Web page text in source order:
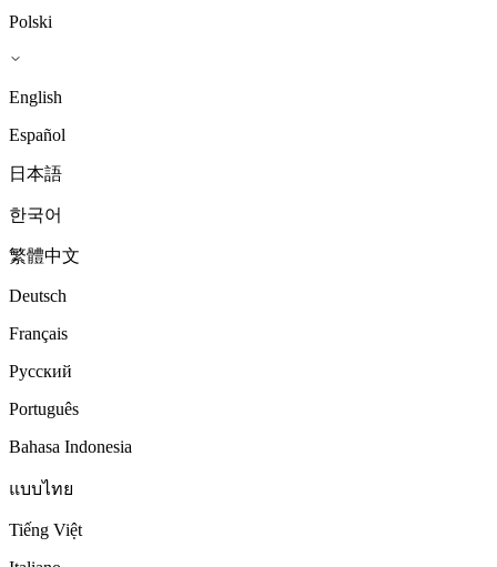
Polski
English
Español
日本語
한국어
繁體中文
Deutsch
Français
Русский
Português
Bahasa Indonesia
แบบไทย
Tiếng Việt